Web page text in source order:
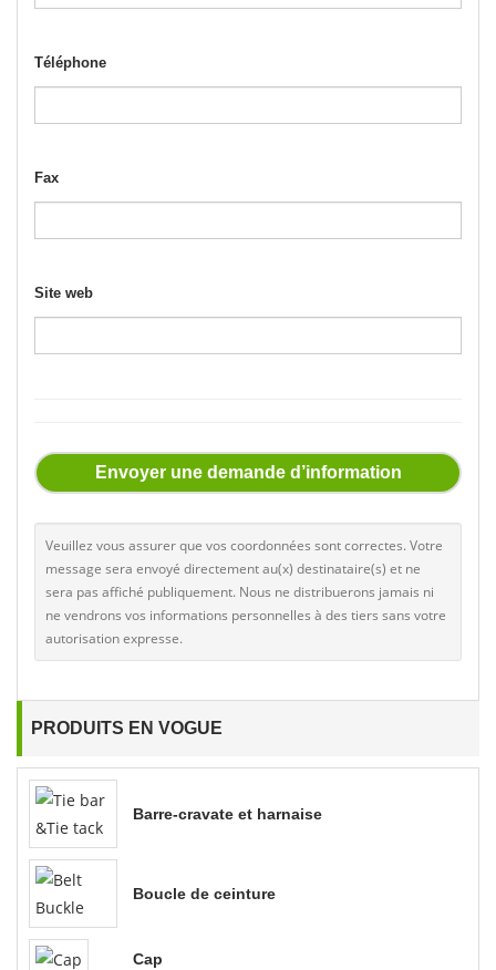
Téléphone
Fax
Site web
Envoyer une demande d’information
Veuillez vous assurer que vos coordonnées sont correctes. Votre
message sera envoyé directement au(x) destinataire(s) et ne
sera pas affiché publiquement. Nous ne distribuerons jamais ni
ne vendrons vos informations personnelles à des tiers sans votre
autorisation expresse.
PRODUITS EN VOGUE
Barre-cravate et harnaise
Boucle de ceinture
Cap